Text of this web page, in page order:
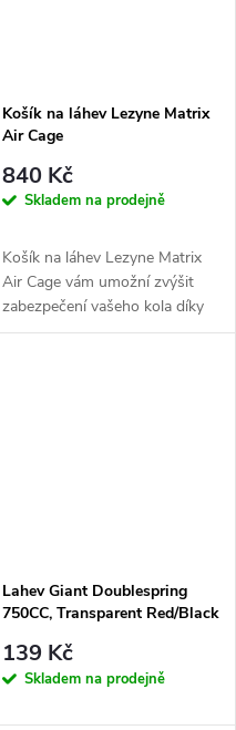
Košík na láhev Lezyne Matrix
Air Cage
840 Kč
Skladem na prodejně
Košík na láhev Lezyne Matrix
Air Cage vám umožní zvýšit
zabezpečení vašeho kola díky
vestavěnému prostoru pro...
Lahev Giant Doublespring
750CC, Transparent Red/Black
139 Kč
Skladem na prodejně